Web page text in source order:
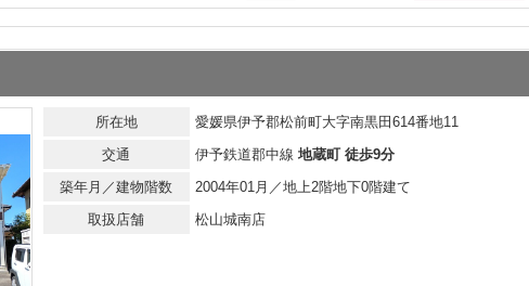
所在地
愛媛県伊予郡松前町大字南黒田614番地11
交通
伊予鉄道郡中線 地蔵町 徒歩9分
築年月／建物階数
2004年01月／地上2階地下0階建て
取扱店舗
松山城南店